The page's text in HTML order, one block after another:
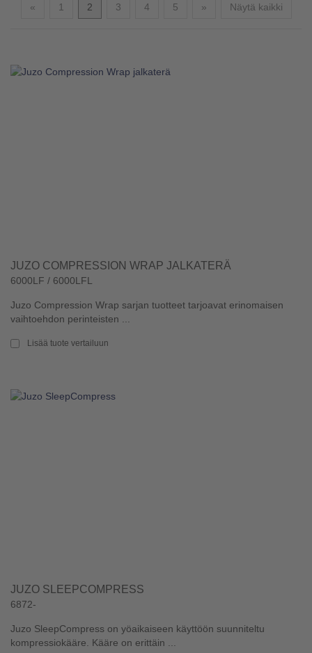
«Edellinen
1 2 3 4 5 »SeuraavaNäytä kaikki
JUZO COMPRESSION WRAP JALKATERÄ
6000LF / 6000LFL
Juzo Compression Wrap sarjan tuotteet tarjoavat erinomaisen
vaihtoehdon perinteisten ...
Lisää tuote vertailuun
JUZO SLEEPCOMPRESS
6872-
Juzo SleepCompress on yöaikaiseen käyttöön suunniteltu
kompressiokääre. Kääre on erittäin ...